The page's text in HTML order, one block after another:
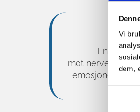
Vi
dem,
En lett
mot
emosjonelle